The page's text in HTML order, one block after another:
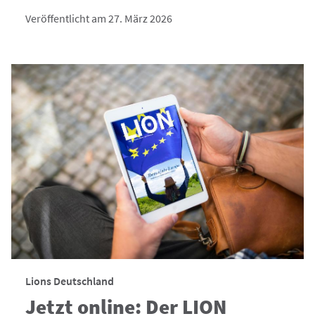
Veröffentlicht am 27. März 2026
Lions Deutschland
Jetzt online: Der LION